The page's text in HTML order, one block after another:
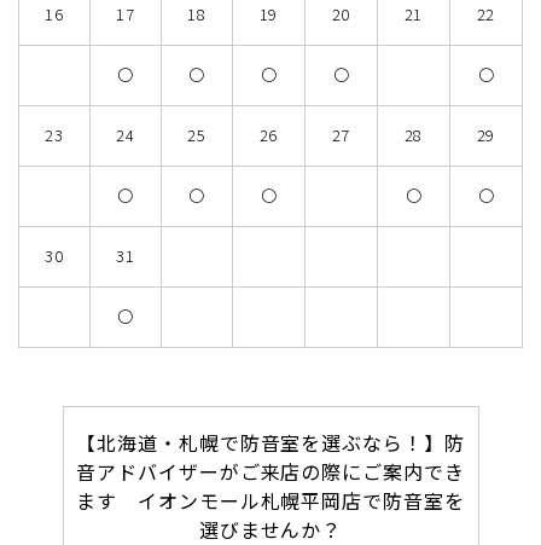
16 17 18 19 20 21 22
〇 〇 〇 〇 〇
23 24 25 26 27 28 29
〇 〇 〇 〇 〇
30 31
〇
【北海道・札幌で防音室を選ぶなら！】防
音アドバイザーがご来店の際にご案内でき
ます イオンモール札幌平岡店で防音室を
選びませんか？